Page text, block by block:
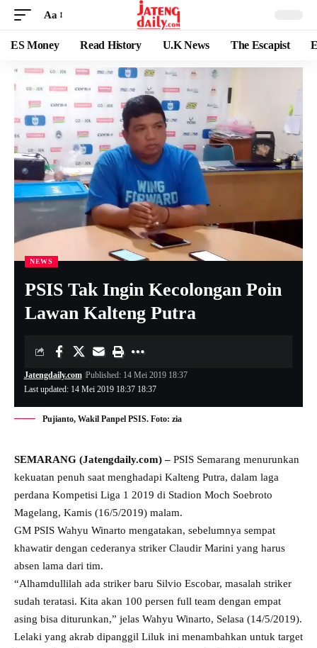
Aa
ES Money Read History U.K News The Escapist
NEWS
PSIS Tak Ingin Kecolongan Poin
Lawan Kalteng Putra
Last updated: 14 Mei 2019 18:37 18:37
Jatengdaily.com Published: 14 Mei 2019 18:37
Pujianto, Wakil Panpel PSIS. Foto: zia
SEMARANG (Jatengdaily.com) – PSIS Semarang menurunkan
kekuatan penuh saat menghadapi Kalteng Putra, dalam laga
perdana Kompetisi Liga 1 2019 di Stadion Moch Soebroto
Magelang, Kamis (16/5/2019) malam.
GM PSIS Wahyu Winarto mengatakan, sebelumnya sempat
khawatir dengan cederanya striker Claudir Marini yang harus
absen lama dari tim.
“Alhamdullilah ada striker baru Silvio Escobar, masalah striker
sudah teratasi. Kita akan 100 persen full team dengan empat
asing bisa diturunkan,” jelas Wahyu Winarto, Selasa (14/5/2019).
Lelaki yang akrab dipanggil Liluk ini menambahkan untuk target